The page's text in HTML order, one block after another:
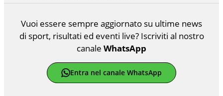
Vuoi essere sempre aggiornato su ultime news
di sport, risultati ed eventi live? Iscriviti al nostro
canale WhatsApp
Entra nel canale WhatsApp